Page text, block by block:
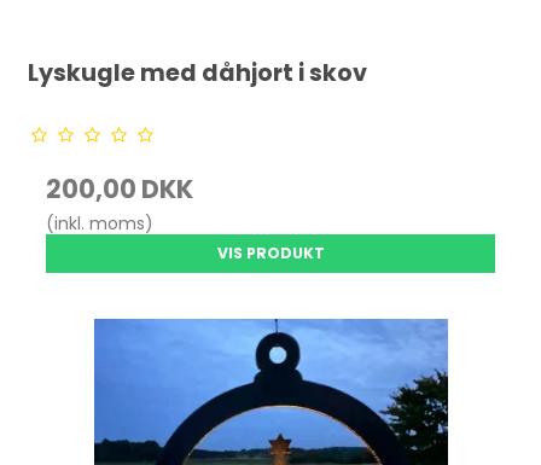
Lyskugle med dåhjort i skov
200,00 DKK
(inkl. moms)
VIS PRODUKT